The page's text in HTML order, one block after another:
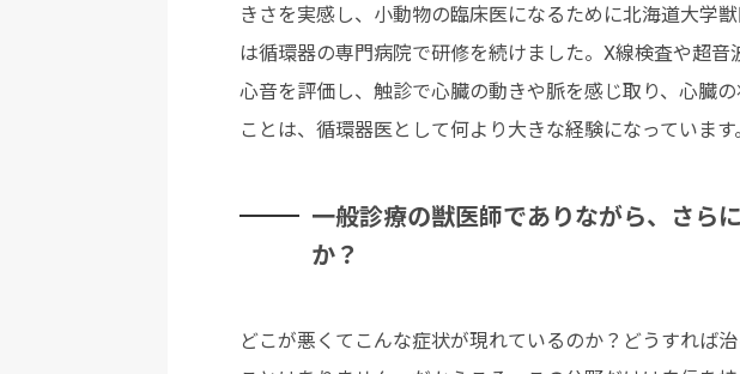
きさを実感し、小動物の臨床医になるために北海道大学
は循環器の専門病院で研修を続けました。X線検査や超
心音を評価し、触診で心臓の動きや脈を感じ取り、心臓
ことは、循環器医として何より大きな経験になっています
一般診療の獣医師でありながら、さら
か？
どこが悪くてこんな症状が現れているのか？どうすれば